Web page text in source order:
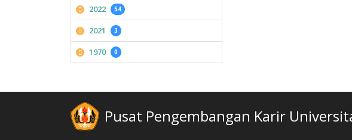
2022
54
2021 3
1970 0
Pusat Pengembangan Karir